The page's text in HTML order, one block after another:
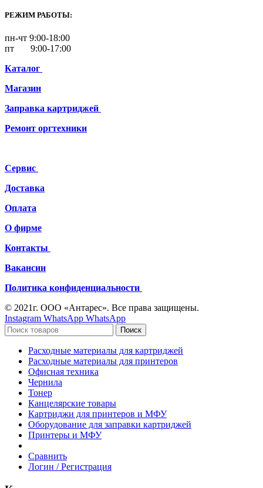
РЕЖИМ РАБОТЫ:
пн-чт 9:00-18:00
пт 9:00-17:00
Каталог
Магазин
Заправка картриджей
Ремонт оргтехники
Сервис
Доставка
Оплата
О фирме
Контакты
Вакансии
Политика конфиденциальности
© 2021г. ООО «Антарес». Все права защищены.
Instagram WhatsApp WhatsApp
Поиск
Расходные материалы для картриджей
Расходные материалы для принтеров
Офисная техника
Чернила
Тонер
Канцелярские товары
Картриджи для принтеров и МФУ
Оборудование для заправки картриджей
Принтеры и МФУ
Сравнить
Логин / Регистрация